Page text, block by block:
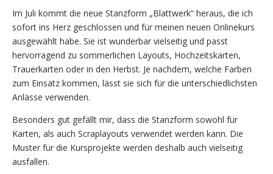
Im Juli kommt die neue Stanzform „Blattwerk“ heraus, die ich
sofort ins Herz geschlossen und für meinen neuen Onlinekurs
ausgewählt habe. Sie ist wunderbar vielseitig und passt
hervorragend zu sommerlichen Layouts, Hochzeitskarten,
Trauerkarten oder in den Herbst. Je nachdem, welche Farben
zum Einsatz kommen, lässt sie sich für die unterschiedlichsten
Anlässe verwenden.
Besonders gut gefällt mir, dass die Stanzform sowohl für
Karten, als auch Scraplayouts verwendet werden kann. Die
Muster für die Kursprojekte werden deshalb auch vielseitig
ausfallen.